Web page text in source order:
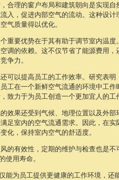
合理的窗户布局和建筑朝向是实现
入，促进内部空气的流动。这种设
气质量得以优化。
重要优势在于其有助于调节室内温
调的依赖。这不仅节省了能源费用
争力。
可以提高员工的工作效率。研究表
工在一个新鲜空气流通的环境中工
致力于为员工创造一个更加宜人的工
效果还受到气候、地理位置以及外
足室内的空气流通需求。因此，在
化，保持室内空气的舒适度。
的有效性，定期的维护与检查也是
使用寿命。
为员工提供更健康的工作环境，